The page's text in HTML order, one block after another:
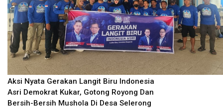
Aksi Nyata Gerakan Langit Biru Indonesia
Asri Demokrat Kukar, Gotong Royong Dan
Bersih-Bersih Mushola Di Desa Selerong